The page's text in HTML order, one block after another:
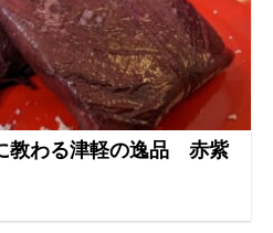
教わる津軽の逸品 赤紫